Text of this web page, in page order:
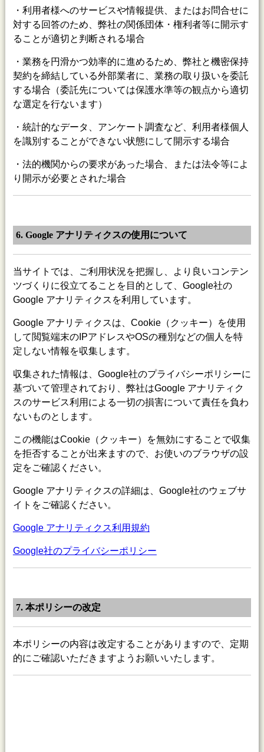
・利用者様へのサービスや情報提供、またはお問合せに
対する回答のため、弊社の関係団体・権利者等に開示す
ることが適切と判断される場合
・業務を円滑かつ効率的に進めるため、弊社と機密保持
契約を締結している外部業者に、業務の取り扱いを委託
する場合（委託先については保護水準等の観点から適切
な選定を行ないます）
・統計的なデータ、アンケート調査など、利用者様個人
を識別することができない状態にして開示する場合
・法的機関からの要求があった場合、または法令等によ
り開示が必要とされた場合
6. Google アナリティクスの使用について
当サイトでは、ご利用状況を把握し、より良いコンテン
ツづくりに役立てることを目的として、Google社の
Google アナリティクスを利用しています。
Google アナリティクスは、Cookie（クッキー）を使用
して閲覧端末のIPアドレスやOSの種別などの個人を特
定しない情報を収集します。
収集された情報は、Google社のプライバシーポリシーに
基づいて管理されており、弊社はGoogle アナリティク
スのサービス利用による一切の損害について責任を負わ
ないものとします。
この機能はCookie（クッキー）を無効にすることで収集
を拒否することが出来ますので、お使いのブラウザの設
定をご確認ください。
Google アナリティクスの詳細は、Google社のウェブサ
イトをご確認ください。
Google アナリティクス利用規約
Google社のプライバシーポリシー
7. 本ポリシーの改定
本ポリシーの内容は改定することがありますので、定期
的にご確認いただきますようお願いいたします。